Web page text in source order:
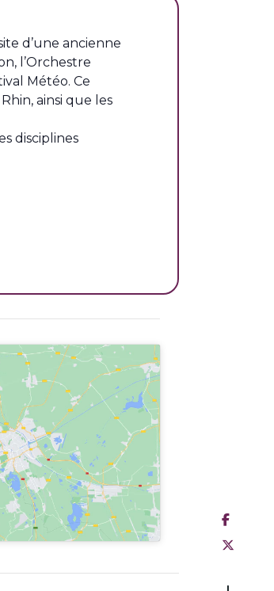
d’une ancienne
l’Orchestre
Météo. Ce
ainsi que les
disciplines